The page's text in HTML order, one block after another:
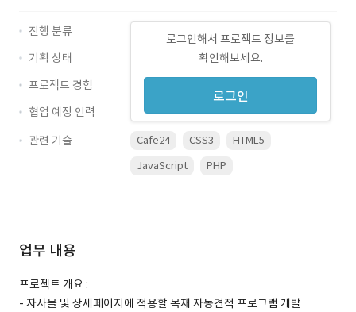
로그인해서 프로젝트 정보를
확인해보세요.
로그인
진행 분류
기획 상태
프로젝트 경험
협업 예정 인력
관련 기술
Cafe24 CSS3
HTML5
JavaScript
PHP
업무 내용
프로젝트 개요 :
- 자사몰 및 상세페이지에 적용할 목재 자동견적 프로그램 개발